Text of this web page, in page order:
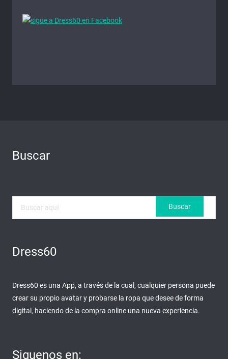
Buscar
Dress60
Dress60 es una App, a través de la cual, cualquier persona puede
crear su propio avatar y probarse la ropa que desee de forma
digital, haciendo de la compra online una nueva experiencia.
Siguenos en: